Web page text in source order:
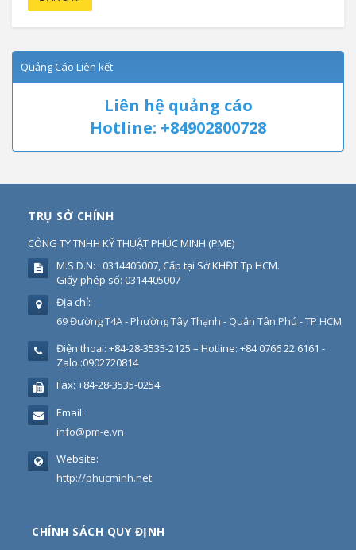
Quảng Cáo Liên kết
Liên hệ quảng cáo
Hotline: +84902800728
TRỤ SỞ CHÍNH
CÔNG TY TNHH KỸ THUẬT PHÚC MINH (PME)
M.S.D.N: : 0314405007, Cấp tại Sở KHĐT Tp HCM.
Giấy phép số: 0314405007
Địa chỉ:
69 Đường T4A - Phường Tây Thạnh - Quận Tân Phú - TP HCM
Điện thoại: +84-28-3535-2125 – Hotline: +84 0766 22 6161 -
Zalo :0902720814
Fax: +84-28-3535-0254
Email:
info@pm-e.vn
Website:
http://phucminh.net
CHÍNH SÁCH QUY ĐỊNH